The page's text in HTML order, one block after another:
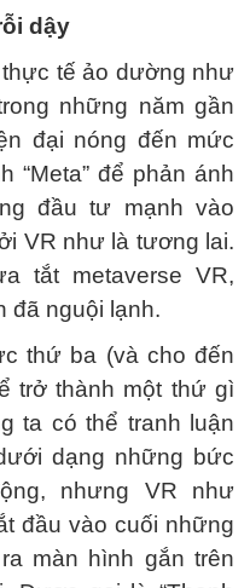
dậy
tế ảo dường như
những năm gần
đại nóng đến mức
“Meta” để phản ánh
đầu tư mạnh vào
VR như là tương lai.
tắt metaverse VR,
đã nguội lạnh.
thứ ba (và cho đến
trở thành một thứ gì
ta có thể tranh luận
dạng những bức
nhưng VR như
đầu vào cuối những
màn hình gắn trên